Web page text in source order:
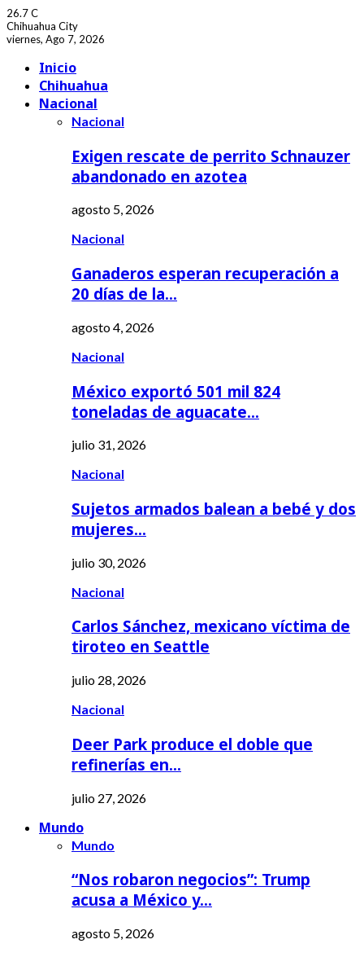
26.7C
Chihuahua City
viernes, Ago 7, 2026
Inicio
Chihuahua
Nacional
Nacional
Exigen rescate de perrito Schnauzer
abandonado en azotea
agosto 5, 2026
Nacional
Ganaderos esperan recuperación a
20 días de la…
agosto 4, 2026
Nacional
México exportó 501 mil 824
toneladas de aguacate…
julio 31, 2026
Nacional
Sujetos armados balean a bebé y dos
mujeres…
julio 30, 2026
Nacional
Carlos Sánchez, mexicano víctima de
tiroteo en Seattle
julio 28, 2026
Nacional
Deer Park produce el doble que
refinerías en…
julio 27, 2026
Mundo
Mundo
“Nos robaron negocios”: Trump
acusa a México y…
agosto 5, 2026